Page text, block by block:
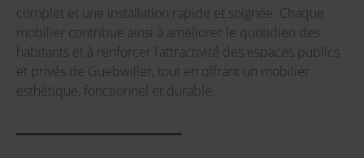
complet et une installation rapide et soignée. Chaque
mobilier contribue ainsi à améliorer le quotidien des
habitants et à renforcer l’attractivité des espaces publics
et privés de Guebwiller, tout en offrant un mobilier
esthétique, fonctionnel et durable.